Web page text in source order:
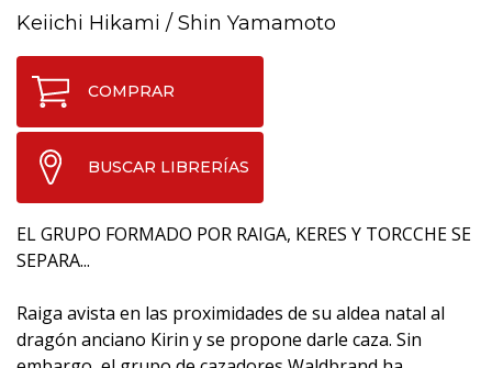
Keiichi Hikami / Shin Yamamoto
COMPRAR
BUSCAR LIBRERÍAS
EL GRUPO FORMADO POR RAIGA, KERES Y TORCCHE SE
SEPARA...
Raiga avista en las proximidades de su aldea natal al
dragón anciano Kirin y se propone darle caza. Sin